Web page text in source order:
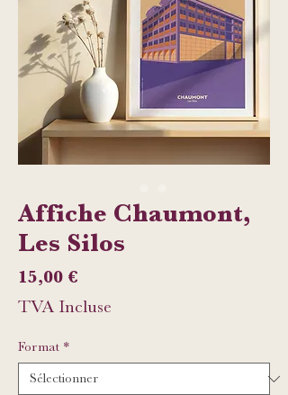
Affiche Chaumont,
Les Silos
15,00 €
TVA Incluse
Format *